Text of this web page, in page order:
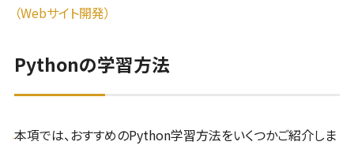
（Webサイト開発）
Pythonの学習方法
本項では、おすすめのPython学習方法をいくつかご紹介しま